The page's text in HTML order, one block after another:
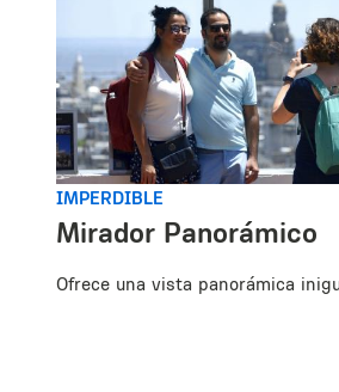
IMPERDIBLE
Mirador Panorámico
Ofrece una vista panorámica